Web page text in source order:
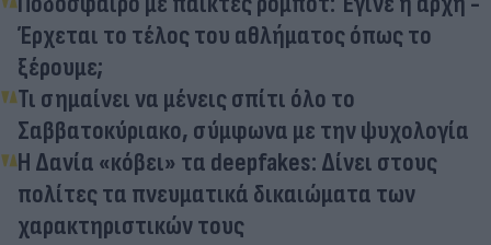
Έρχεται το τέλος του αθλήματος όπως το
ξέρουμε;
Τι σημαίνει να μένεις σπίτι όλο το
Σαββατοκύριακο, σύμφωνα με την ψυχολογία
Η Δανία «κόβει» τα deepfakes: Δίνει στους
πολίτες τα πνευματικά δικαιώματα των
χαρακτηριστικών τους